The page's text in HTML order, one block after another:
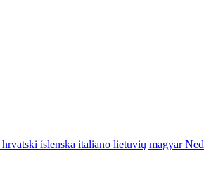
hrvatski íslenska italiano lietuvių magyar